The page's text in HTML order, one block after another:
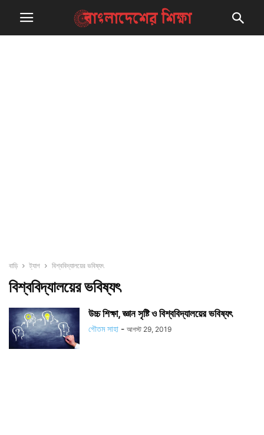
বাড়ি ট্যাগ বিশ্ববিদ্যালয়ের ভবিষ্যৎ
বিশ্ববিদ্যালয়ের ভবিষ্যৎ
উচ্চ শিক্ষা, জ্ঞান সৃষ্টি ও বিশ্ববিদ্যালয়ের ভবিষ্যৎ
গৌতম সাহা - আগস্ট 29, 2019